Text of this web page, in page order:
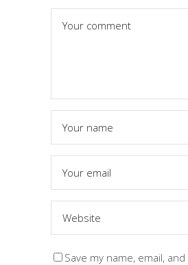
Save my name, email,